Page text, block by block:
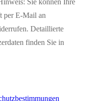
Sie können Ihre
per E-Mail an
Detaillierte
finden Sie in